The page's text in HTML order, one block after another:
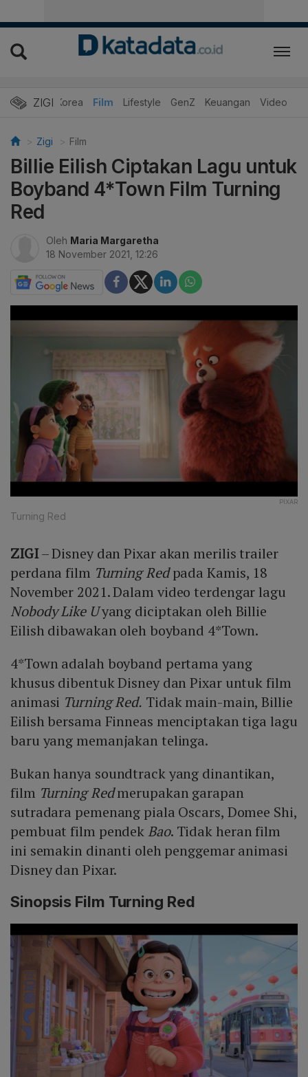
ZIGI
Hits Korea Film Lifestyle GenZ Keuangan Video
Zigi Film
Billie Eilish Ciptakan Lagu untuk
Boyband 4*Town Film Turning
Red
Oleh Maria Margaretha
18 November 2021, 12:26
PIXAR
Turning Red
ZIGI– Disney dan Pixar akan merilis trailer
perdana film Turning Redpada Kamis, 18
November 2021. Dalam video terdengar lagu
Nobody Like Uyang diciptakan oleh Billie
Eilish dibawakan oleh boyband 4*Town.
4*Town adalah boyband pertama yang
khusus dibentuk Disney dan Pixar untuk film
animasi Turning Red. Tidak main-main, Billie
Eilish bersama Finneas menciptakan tiga lagu
baru yang memanjakan telinga.
Bukan hanya soundtrack yang dinantikan,
film Turning Redmerupakan garapan
sutradara pemenang piala Oscars, Domee Shi,
pembuat film pendek Bao. Tidak heran film
ini semakin dinanti oleh penggemar animasi
Disney dan Pixar.
Sinopsis Film Turning Red